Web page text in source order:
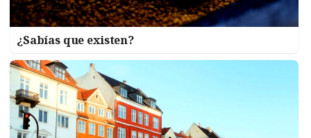
¿Sabías que existen?